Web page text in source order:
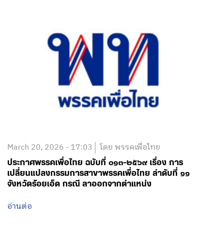
March 20, 2026 - 17:03 โดย พรรคเพื่อไทย
ประกาศพรรคเพื่อไทย ฉบับที่ ๐๑๓-๒๕๖๙ เรื่อง การ
เปลี่ยนแปลงกรรมการสาขาพรรคเพื่อไทย ลำดับที่ ๑๑
จังหวัดร้อยเอ็ด กรณี ลาออกจากตำแหน่ง
อ่านต่อ